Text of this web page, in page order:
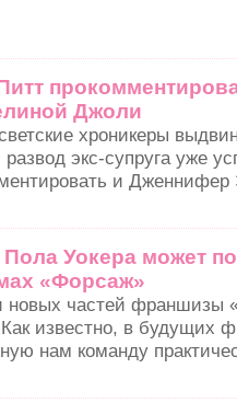
Джоли
хроникеры
развод экс-супруга уже
и Дженнифер
Пола Уокера может
«Форсаж»
новых частей франшизы
известно, в будущих
нам команду